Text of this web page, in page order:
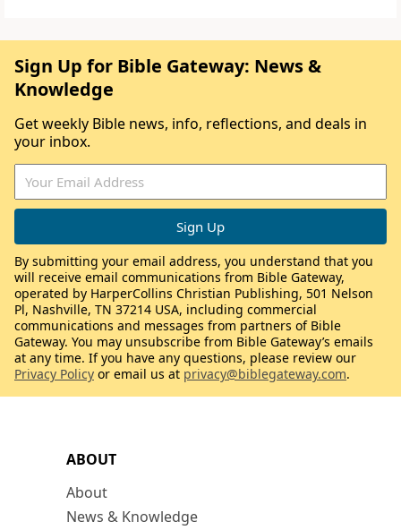
ABOUT
About
News & Knowledge
Sign Up for Bible Gateway: News &
Knowledge
Get weekly Bible news, info, reflections, and deals in
your inbox.
By submitting your email address, you understand that you
will receive email communications from Bible Gateway,
operated by HarperCollins Christian Publishing, 501 Nelson
Pl, Nashville, TN 37214 USA, including commercial
communications and messages from partners of Bible
Gateway. You may unsubscribe from Bible Gateway’s emails
at any time. If you have any questions, please review our
Privacy Policy or email us at privacy@biblegateway.com.